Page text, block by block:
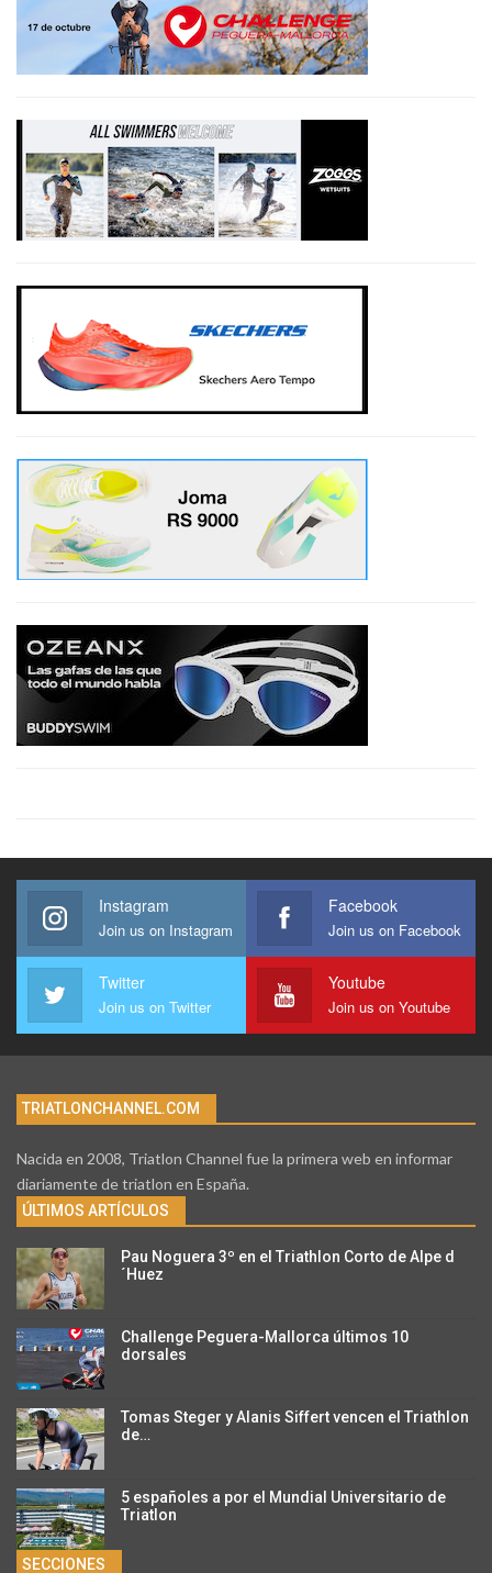
Instagram
Join us on Instagram
Facebook
Join us on Facebook
Twitter
Join us on Twitter
Youtube
Join us on Youtube
TRIATLONCHANNEL.COM
Nacida en 2008, Triatlon Channel fue la primera web en informar
diariamente de triatlon en España.
ÚLTIMOS ARTÍCULOS
Pau Noguera 3º en el Triathlon Corto de Alpe d
´Huez
Challenge Peguera-Mallorca últimos 10
dorsales
Tomas Steger y Alanis Siffert vencen el Triathlon
de…
5 españoles a por el Mundial Universitario de
Triatlon
SECCIONES